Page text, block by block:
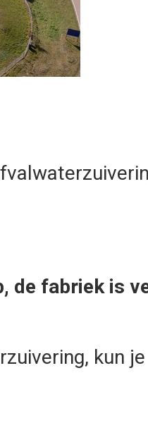
de fabriek is
kun